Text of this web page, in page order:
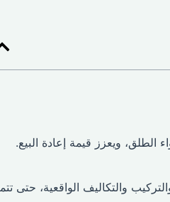
ويعزز قيمة إعادة البيع.
والتكاليف الواقعية، حتى